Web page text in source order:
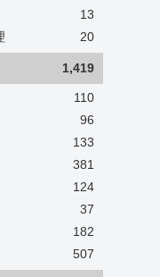
13
20
1,419
110
96
133
381
124
37
182
507